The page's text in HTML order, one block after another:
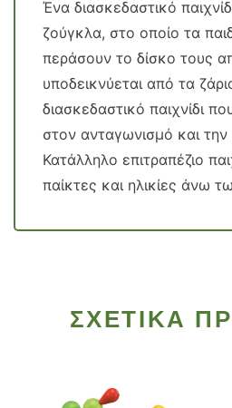
Ένα διασκεδαστικό
ζούγκλα, στο οποίο τα
περάσουν το δίσκο τους
υποδεικνύεται από τα
διασκεδαστικό παιχνίδι
στον ανταγωνισμό και την
Κατάλληλο επιτραπέζιο
παίκτες και ηλικίες άνω
ΣΧΕΤΙΚΑ